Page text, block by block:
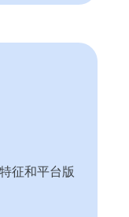
征和平台版